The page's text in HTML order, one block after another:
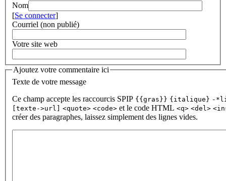
Nom
[Se connecter]
Courriel (non publié)
Votre site web
Ajoutez votre commentaire ici
Texte de votre message
Ce champ accepte les raccourcis SPIP {{gras}} {italique} -
[texte->url] <quote> <code> et le code HTML <q> <del>
créer des paragraphes, laissez simplement des lignes vides.